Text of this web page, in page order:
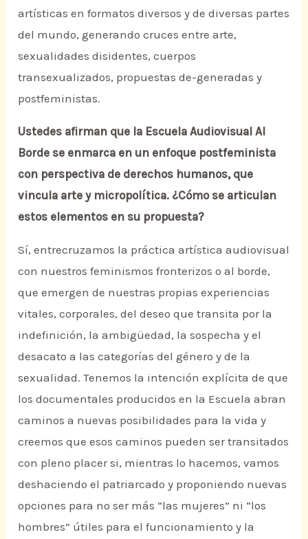
artísticas en formatos diversos y de diversas partes
del mundo, generando cruces entre arte,
sexualidades disidentes, cuerpos
transexualizados, propuestas de-generadas y
postfeministas.
Ustedes afirman que la Escuela Audiovisual Al
Borde se enmarca en un enfoque postfeminista
con perspectiva de derechos humanos, que
vincula arte y micropolítica. ¿Cómo se articulan
estos elementos en su propuesta?
Sí, entrecruzamos la práctica artística audiovisual
con nuestros feminismos fronterizos o al borde,
que emergen de nuestras propias experiencias
vitales, corporales, del deseo que transita por la
indefinición, la ambigüedad, la sospecha y el
desacato a las categorías del género y de la
sexualidad. Tenemos la intención explícita de que
los documentales producidos en la Escuela abran
caminos a nuevas posibilidades para la vida y
creemos que esos caminos pueden ser transitados
con pleno placer si, mientras lo hacemos, vamos
deshaciendo el patriarcado y proponiendo nuevas
opciones para no ser más “las mujeres” ni “los
hombres” útiles para el funcionamiento y la